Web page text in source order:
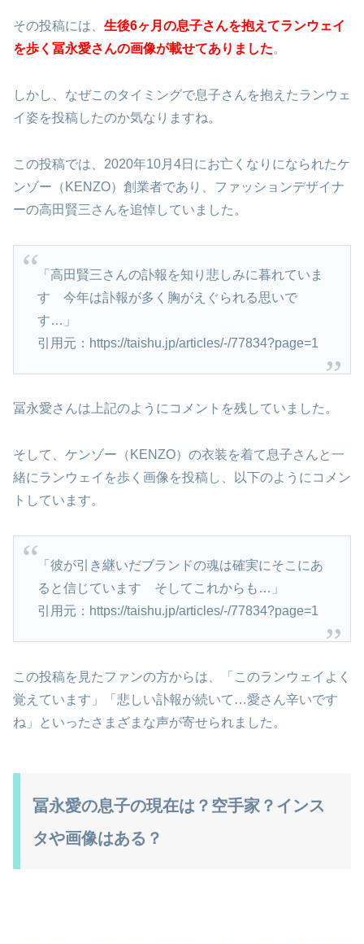
その投稿には、 生後6ヶ月の息子さんを抱えてランウェイ
を歩く冨永愛さんの画像が載せてありました。
しかし、なぜこのタイミングで息子さんを抱えたランウェ
イ姿を投稿したのか気なりますね。
この投稿では、2020年10月4日にお亡くなりになられたケ
ンゾー（KENZO）創業者であり、ファッションデザイナ
ーの高田賢三さんを追悼していました。
「高田賢三さんの訃報を知り悲しみに暮れていま
す 今年は訃報が多く胸がえぐられる思いで
す…」
引用元：https://taishu.jp/articles/-/77834?page=1
冨永愛さんは上記のようにコメントを残していました。
そして、ケンゾー（KENZO）の衣装を着て息子さんと一
緒にランウェイを歩く画像を投稿し、以下のようにコメン
トしています。
「彼が引き継いだブランドの魂は確実にそこにあ
ると信じています そしてこれからも…」
引用元：https://taishu.jp/articles/-/77834?page=1
この投稿を見たファンの方からは、「このランウェイよく
覚えています」「悲しい訃報が続いて…愛さん辛いです
ね」といったさまざまな声が寄せられました。
冨永愛の息子の現在は？空手家？インス
タや画像はある？